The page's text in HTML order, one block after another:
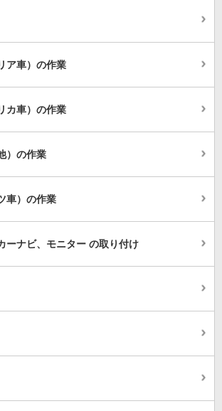
ア車）の作業
カ車）の作業
）の作業
車）の作業
ーナビ、モニター の取り付け